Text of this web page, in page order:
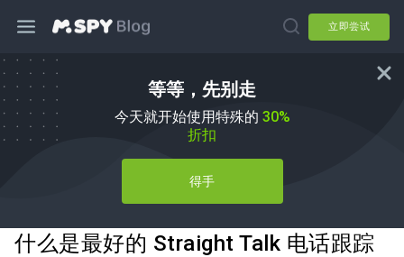
立即尝试
等等，先别走
今天就开始使用特殊的 30%
折扣
得手
什么是最好的 Straight Talk 电话跟踪